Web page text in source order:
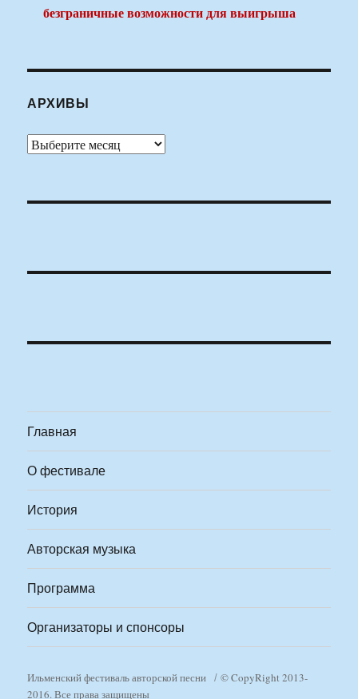
безграничные возможности для выигрыша
АРХИВЫ
Архивы
Главная
О фестивале
История
Авторская музыка
Программа
Организаторы и спонсоры
Ильменский фестиваль авторской песни
© CopyRight 2013-
2016. Все права защищены